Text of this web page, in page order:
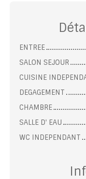
ENTREE
SALON SEJOUR
CUISINE
DEGAGEMENT
CHAMBRE
SALLE D' EAU
WC INDEPENDANT